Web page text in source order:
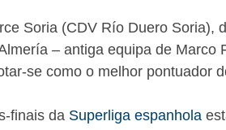
Soria (CDV Río Duero Soria),
– antiga equipa de Marco
se como o melhor pontuador
finais da Superliga espanhola